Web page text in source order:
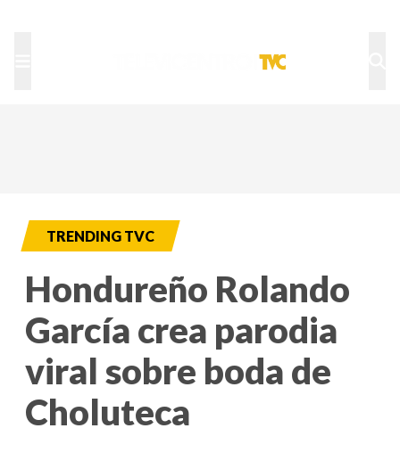
TRENDING TVC
Hondureño Rolando
García crea parodia
viral sobre boda de
Choluteca